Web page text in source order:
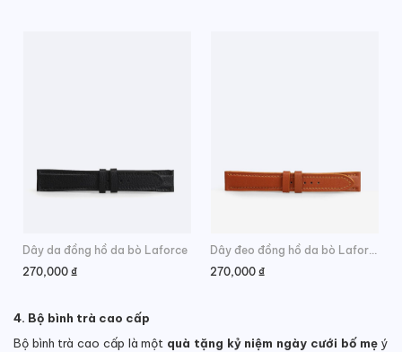
Dây da đồng hồ da bò Laforce
270,000 ₫
Dây đeo đồng hồ da bò Laforce
270,000 ₫
4. Bộ bình trà cao cấp
Bộ bình trà cao cấp là một quà tặng kỷ niệm ngày cưới bố mẹ ý